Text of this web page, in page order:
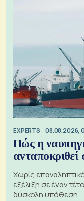
EXPERTS 08.08.2026,
Πώς η
ανταποκριθεί
Χωρίς
εξέλιξη σε έναν
δύσκολη υπόθεση